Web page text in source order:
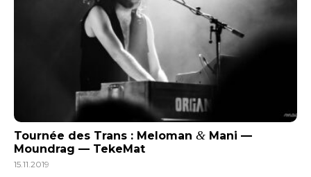
Tournée des Trans : Meloman & Mani —
Moundrag — TekeMat
15.11.2019